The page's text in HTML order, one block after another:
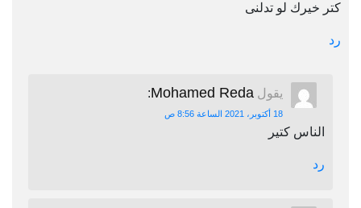
كتر خيرك لو تدلنى
رد
يقول Mohamed Reda
:
18 أكتوبر، 2021 الساعة 8:56 ص
الناس كتير
رد